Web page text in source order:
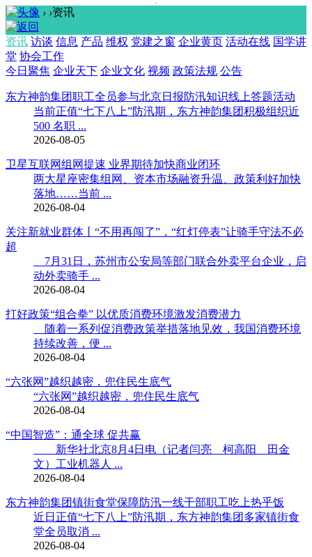
› ›资讯
资讯 访谈 信息 产品 维权 党建之窗 企业黄页 活动在线 国学讲
堂 协会工作
今日聚焦 企业天下 企业文化 视频 政策法规 公告
东方神韵集团职工全员参与北京日报防汛知识线上答题活动
当前正值“七下八上”防汛期，东方神韵集团积极组织近
500 名职 ...
2026-08-05
卫星互联网组网提速 业界期待加快商业闭环
两大星座密集组网、资本市场融资升温、政策利好加快
落地……当前 ...
2026-08-04
关注新就业群体丨“不用再闯了”，“红灯停表”让骑手守法不必
超
7月31日，苏州市公安局等部门联合外卖平台企业，启
动外卖骑手 ...
2026-08-04
打好政策“组合拳” 以优质消费环境激发消费潜力
随着一系列促消费政策举措落地见效，我国消费环境
持续改善，便 ...
2026-08-04
“六张网”越织越密，兜住民生底气
“六张网”越织越密，兜住民生底气
2026-08-04
“中国智造”：通全球 促共赢
新华社北京8月4日电（记者闫亮 柯高阳 田金
文）工业机器人 ...
2026-08-04
东方神韵集团镇街食堂保障防汛一线干部职工吃上热乎饭
近日正值“七下八上”防汛期，东方神韵集团多家镇街食
堂全员取消 ...
2026-08-04